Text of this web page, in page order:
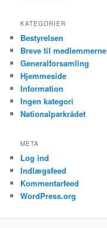
KATEGORIER
Bestyrelsen
Breve til medlemmerne
Generalforsamling
Hjemmeside
Information
Ingen kategori
Nationalparkrådet
META
Log ind
Indlægsfeed
Kommentarfeed
WordPress.org